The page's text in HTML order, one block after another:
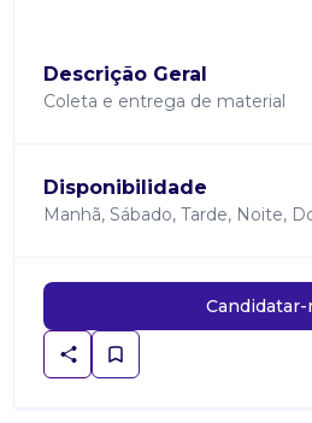
Descrição Geral
Coleta e entrega de material
Disponibilidade
Manhã, Sábado, Tarde, Noite,
Candidatar-